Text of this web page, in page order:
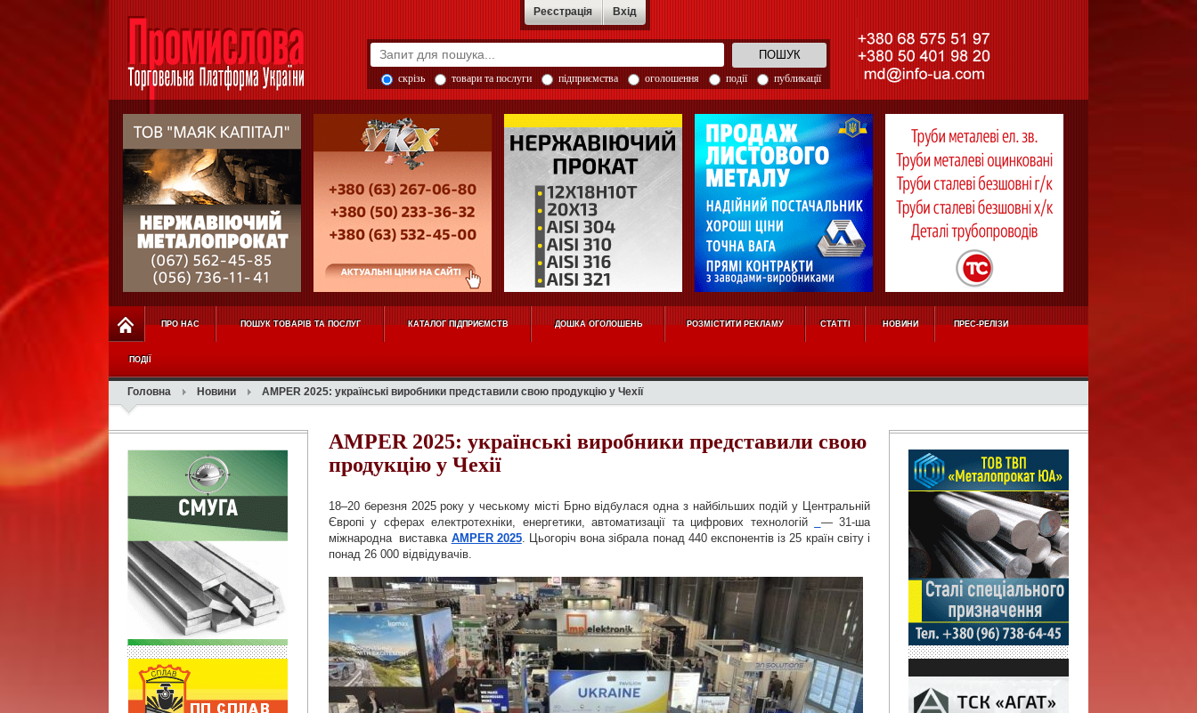
Реєстрація Вхід
скрізь товари та послуги підприємства оголошення події публикації
ПРО НАС ПОШУК ТОВАРІВ ТА ПОСЛУГ КАТАЛОГ ПІДПРИЄМСТВ ДОШКА ОГОЛОШЕНЬ РОЗМІСТИТИ РЕКЛАМУ СТАТТІ НОВИНИ ПРЕС-РЕЛІЗИ
ПОДІЇ
Головна Новини AMPER 2025: українські виробники представили свою продукцію у Чехії
AMPER 2025: українські виробники представили свою
продукцію у Чехії
18–20 березня 2025 року у чеському місті Брно відбулася одна з найбільших подій у Центральній
Європі у сферах електротехніки, енергетики, автоматизації та цифрових технологій
— 31-ша
міжнародна  виставка AMPER 2025. Цьогоріч вона зібрала понад 440 експонентів із 25 країн світу і
понад 26 000 відвідувачів.